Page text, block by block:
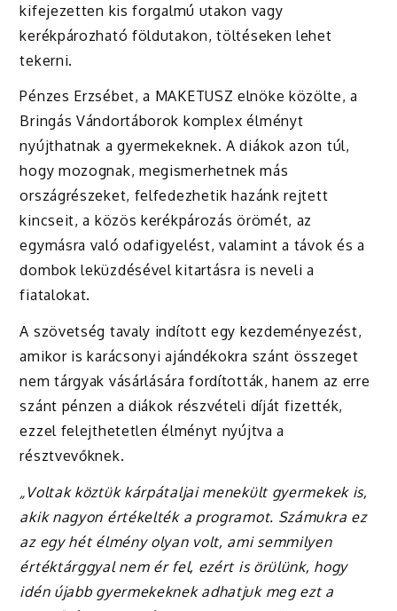
kifejezetten kis forgalmú utakon vagy
kerékpározható földutakon, töltéseken lehet
tekerni.
Pénzes Erzsébet, a MAKETUSZ elnöke közölte, a
Bringás Vándortáborok komplex élményt
nyújthatnak a gyermekeknek. A diákok azon túl,
hogy mozognak, megismerhetnek más
országrészeket, felfedezhetik hazánk rejtett
kincseit, a közös kerékpározás örömét, az
egymásra való odafigyelést, valamint a távok és a
dombok leküzdésével kitartásra is neveli a
fiatalokat.
A szövetség tavaly indított egy kezdeményezést,
amikor is karácsonyi ajándékokra szánt összeget
nem tárgyak vásárlására fordították, hanem az erre
szánt pénzen a diákok részvételi díját fizették,
ezzel felejthetetlen élményt nyújtva a
résztvevőknek.
„Voltak köztük kárpátaljai menekült gyermekek is,
akik nagyon értékelték a programot. Számukra ez
az egy hét élmény olyan volt, ami semmilyen
értéktárggyal nem ér fel, ezért is örülünk, hogy
idén újabb gyermekeknek adhatjuk meg ezt a